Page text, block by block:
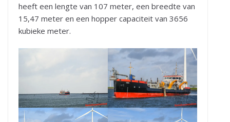
heeft een lengte van 107 meter, een breedte van
15,47 meter en een hopper capaciteit van 3656
kubieke meter.